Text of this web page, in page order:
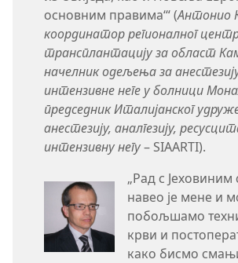
основним правима‘“ (Антонио
координатор регионалног
трансплантацију за област
начелник одељења за
интензивне неге у болници
председник Италијанског
анестезију, аналгезију,
интензивну негу– SIAARTI).
„Рад с
навео је мене и
побољшамо
крви и
како бисмо